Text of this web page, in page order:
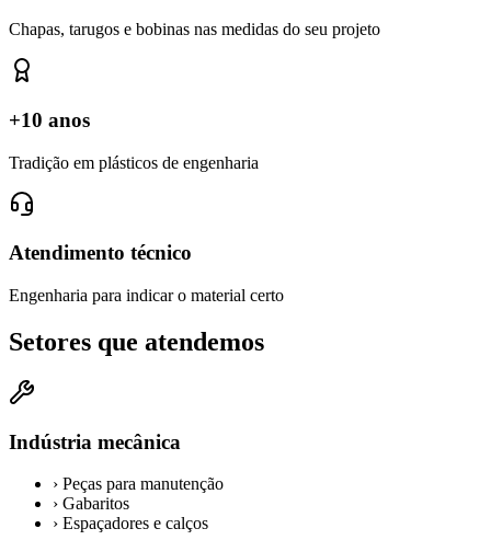
Chapas, tarugos e bobinas nas medidas do seu projeto
+10 anos
Tradição em plásticos de engenharia
Atendimento técnico
Engenharia para indicar o material certo
Setores que atendemos
Indústria mecânica
› Peças para manutenção
› Gabaritos
› Espaçadores e calços